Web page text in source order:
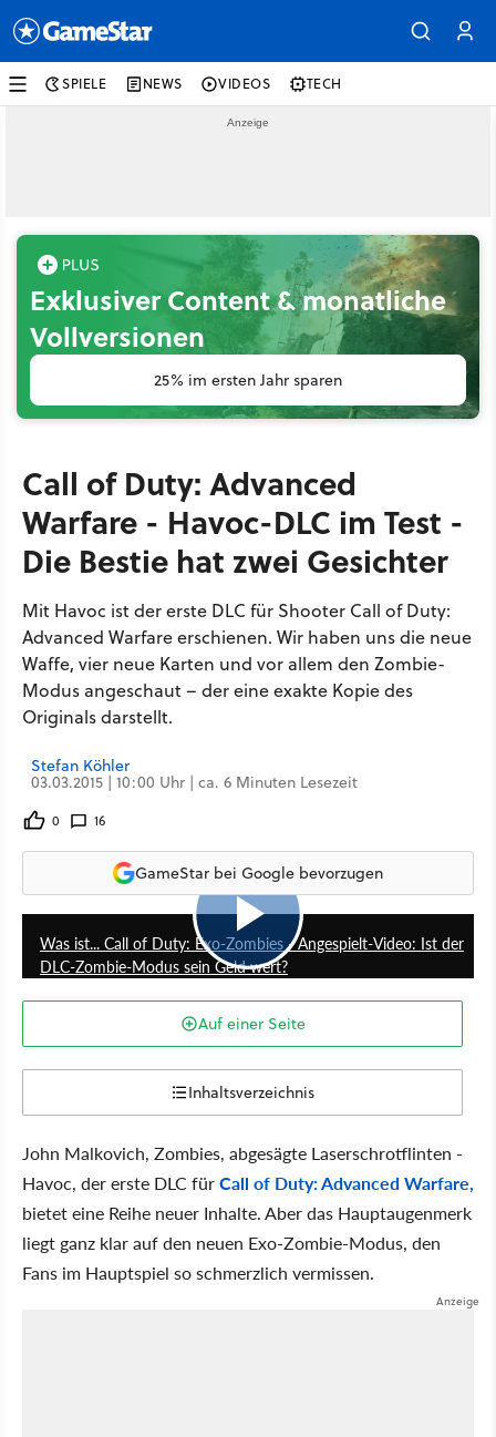
SPIELE NEWS VIDEOS TECH
Exklusiver Content & monatliche
Vollversionen
25% im ersten Jahr sparen
Call of Duty: Advanced
Warfare - Havoc-DLC im Test -
Die Bestie hat zwei Gesichter
Mit Havoc ist der erste DLC für Shooter Call of Duty:
Advanced Warfare erschienen. Wir haben uns die neue
Waffe, vier neue Karten und vor allem den Zombie-
Modus angeschaut – der eine exakte Kopie des
Originals darstellt.
Stefan Köhler
03.03.2015 | 10:00 Uhr | ca. 6 Minuten Lesezeit
0 16
GameStar bei Google bevorzugen
27:18
Was ist... Call of Duty: Exo-Zombies - Angespielt-Video: Ist der
DLC-Zombie-Modus sein Geld wert?
Auf einer Seite
Inhaltsverzeichnis
John Malkovich, Zombies, abgesägte Laserschrotflinten -
Havoc, der erste DLC fürCall of Duty: Advanced Warfare,
bietet eine Reihe neuer Inhalte. Aber das Hauptaugenmerk
liegt ganz klar auf den neuen Exo-Zombie-Modus, den
Fans im Hauptspiel so schmerzlich vermissen.